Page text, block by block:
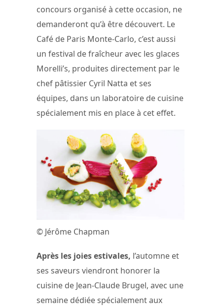
concours organisé à cette occasion, ne
demanderont qu’à être découvert. Le
Café de Paris Monte-Carlo, c’est aussi
un festival de fraîcheur avec les glaces
Morelli’s, produites directement par le
chef pâtissier Cyril Natta et ses
équipes, dans un laboratoire de cuisine
spécialement mis en place à cet effet.
© Jérôme Chapman
Après les joies estivales, l’automne et
ses saveurs viendront honorer la
cuisine de Jean-Claude Brugel, avec une
semaine dédiée spécialement aux